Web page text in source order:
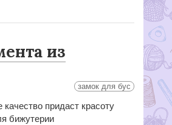
из
замок для бус
придаст красоту
бижутерии